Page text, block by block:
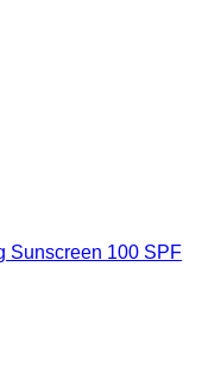
Sunscreen 100 SPF